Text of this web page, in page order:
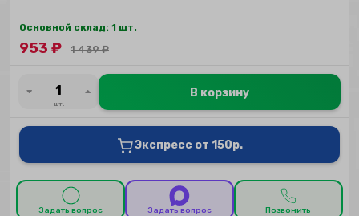
Основной склад: 1 шт.
953 ₽ 1 439₽
шт.
В корзину
Экспресс от 150р.
Задать вопрос Задать вопрос Позвонить